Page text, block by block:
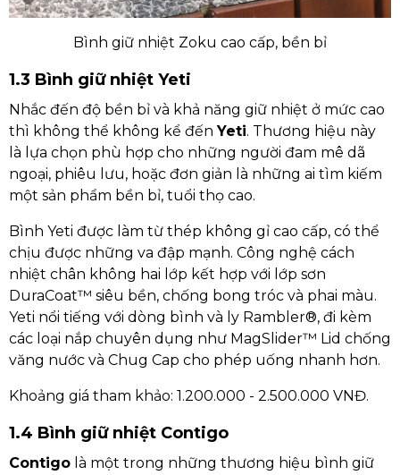
Bình giữ nhiệt Zoku cao cấp, bền bỉ
1.3 Bình giữ nhiệt Yeti
Nhắc đến độ bền bỉ và khả năng giữ nhiệt ở mức cao
thì không thể không kể đếnYeti. Thương hiệu này
là lựa chọn phù hợp cho những người đam mê dã
ngoại, phiêu lưu, hoặc đơn giản là những ai tìm kiếm
một sản phẩm bền bỉ, tuổi thọ cao.
Bình Yeti được làm từ thép không gỉ cao cấp, có thể
chịu được những va đập mạnh. Công nghệ cách
nhiệt chân không hai lớp kết hợp với lớp sơn
DuraCoat™ siêu bền, chống bong tróc và phai màu.
Yeti nổi tiếng với dòng bình và ly Rambler®, đi kèm
các loại nắp chuyên dụng như MagSlider™ Lid chống
văng nước và Chug Cap cho phép uống nhanh hơn.
Khoảng giá tham khảo: 1.200.000 - 2.500.000 VNĐ.
1.4 Bình giữ nhiệt Contigo
Contigo là một trong những thương hiệu bình giữ